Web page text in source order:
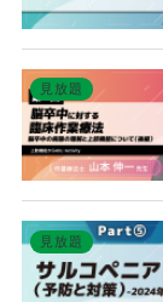
見放題
見放題